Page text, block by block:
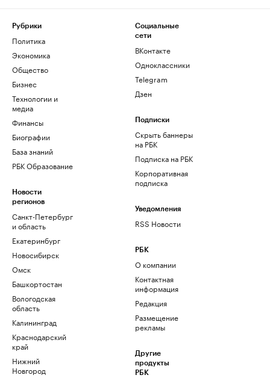
Рубрики
Политика
Экономика
Общество
Бизнес
Технологии и
медиа
Финансы
Биографии
База знаний
РБК Образование
Новости
регионов
Санкт-Петербург
и область
Екатеринбург
Новосибирск
Омск
Башкортостан
Вологодская
область
Калининград
Краснодарский
край
Нижний
Новгород
Социальные
сети
ВКонтакте
Одноклассники
Telegram
Дзен
Подписки
Скрыть баннеры
на РБК
Подписка на РБК
Корпоративная
подписка
Уведомления
RSS Новости
РБК
О компании
Контактная
информация
Редакция
Размещение
рекламы
Другие
продукты
РБК